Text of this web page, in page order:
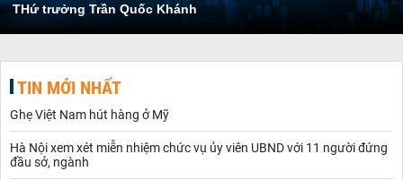
THứ trưởng Trần Quốc Khánh
TIN MỚI NHẤT
Ghẹ Việt Nam hút hàng ở Mỹ
Hà Nội xem xét miễn nhiệm chức vụ ủy viên UBND với 11 người đứng
đầu sở, ngành